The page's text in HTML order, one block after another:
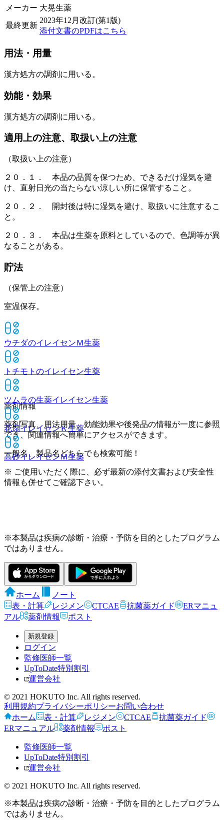
メーカー 大晃生薬
最終更新
2023年12月改訂(第1版)
添付文書のPDFはこちら
用法・用量
漢方処方の調剤に用いる。
効能・効果
漢方処方の調剤に用いる。
適用上の注意、取扱い上の注意
（取扱い上の注意）
２０．１． 本品の品質を保つため、できるだけ湿気を避
け、直射日光の当たらない涼しい所に保管すること。
２０．２． 開封後は特に湿気を避け、取扱いに注意するこ
と。
２０．３． 本品は生薬を原料としているので、色調等が異
なることがある。
貯法
（保管上の注意）
室温保存。
ウチダのイレイセンＭ生薬
トチモトのイレイセン生薬
ツムラの生薬イレイセン生薬
花扇イレイセンＫ生薬
高砂イレイセンＭ生薬
薬剤情報
薬剤写真、用法用量、効能効果や後発品の情報が一度に参照
でき、関連情報へ簡単にアクセスができます。
一般名、製品名どちらでも検索可能！
※ ご使用いただく際に、必ず最新の添付文書および安全性
情報も併せてご確認下さい。
※本製品は疾病の診断・治療・予防を目的としたプログラム
ではありません。
ホーム
ノート
表・計算
レジメン CTCAE 抗菌薬ガイド
ERマニュ
アル
薬剤情報 ポスト
新規登録
ログイン
監修医師一覧
UpToDate特別割引
運営会社
© 2021 HOKUTO Inc. All rights reserved.
利用規約プライバシーポリシーお問い合わせ
ホーム
表・計算 レジメン CTCAE
抗菌薬ガイド
ERマニュアル
薬剤情報 ポスト
監修医師一覧
UpToDate特別割引
運営会社
© 2021 HOKUTO Inc. All rights reserved.
※本製品は疾病の診断・治療・予防を目的としたプログラム
ではありません。